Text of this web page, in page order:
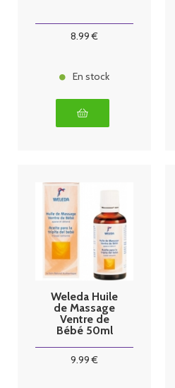
8.99 €
En stock
Weleda Huile
de Massage
Ventre de
Bébé 50ml
9.99 €